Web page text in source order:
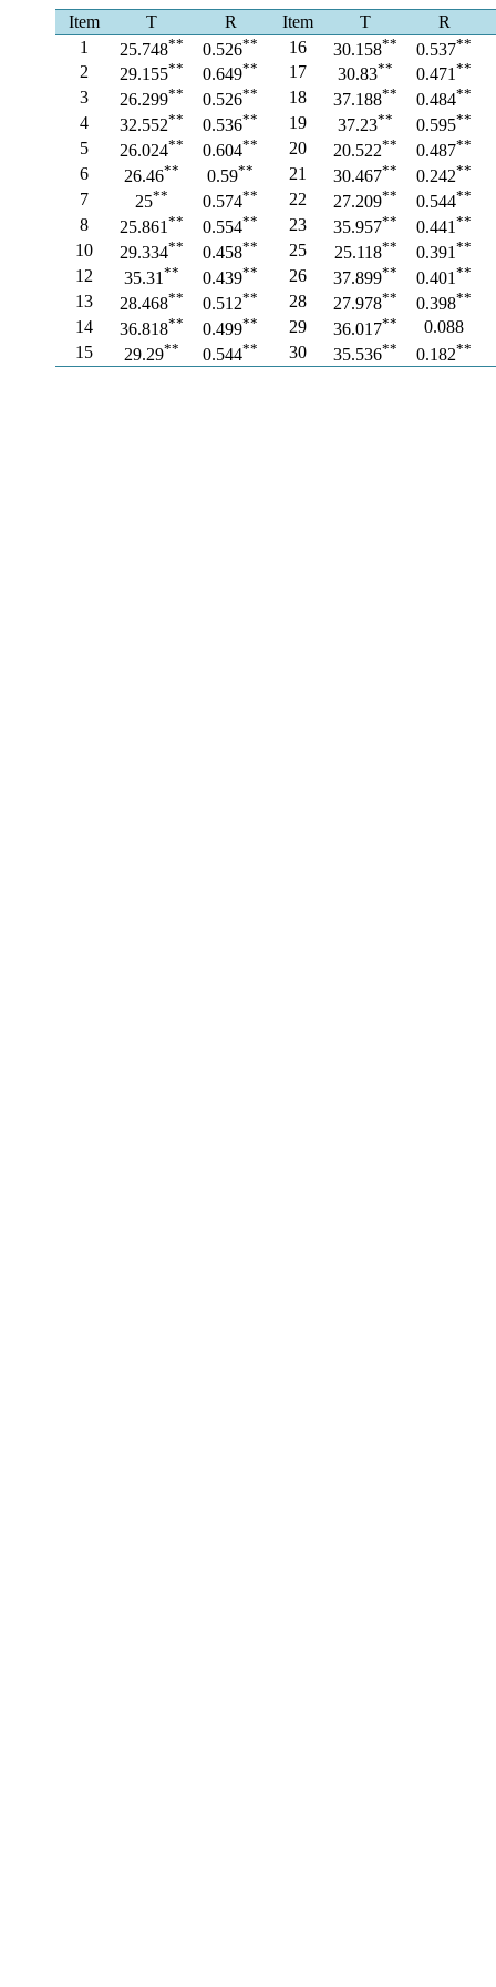
Item T R Item T
R
1
25.748** 0.526** 16 30.158** 0.537**
2 29.155** 0.649** 17 30.83** 0.471**
3 26.299** 0.526** 18 37.188** 0.484**
4 32.552** 0.536** 19 37.23** 0.595**
5 26.024** 0.604** 20 20.522** 0.487**
6 26.46** 0.59** 21 30.467** 0.242**
7 25** 0.574** 22 27.209** 0.544**
8 25.861** 0.554** 23 35.957** 0.441**
10 29.334** 0.458** 25 25.118** 0.391**
12 35.31** 0.439** 26 37.899** 0.401**
13 28.468** 0.512** 28 27.978** 0.398**
14 36.818** 0.499** 29 36.017**
0.088
15
29.29** 0.544** 30 35.536** 0.182**